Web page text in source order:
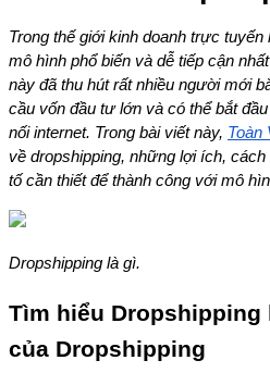
Trong thế giới kinh doanh trực
mô hình phổ biến và dễ tiếp cận
này đã thu hút rất nhiều người mới
cầu vốn đầu tư lớn và có thể bắt
nối internet. Trong bài viết này, Toàn
về dropshipping, những lợi ích,
tố cần thiết để thành công với mô
Dropshipping là gì.
Tìm hiểu Dropshipping
của Dropshipping